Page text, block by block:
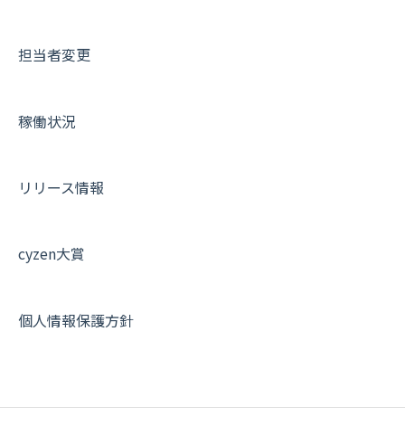
担当者変更
稼働状況
リリース情報
cyzen大賞
個人情報保護方針